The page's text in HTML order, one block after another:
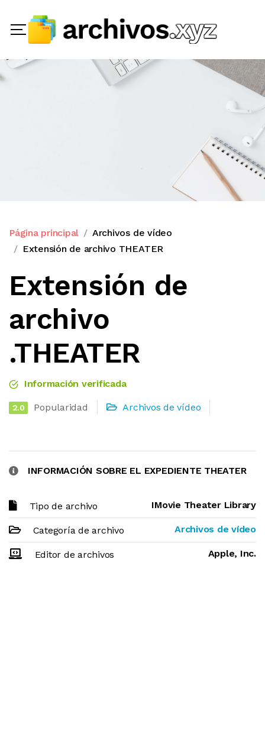
Página principal
Archivos de vídeo
Extensión de archivo THEATER
Extensión de
archivo
.THEATER
Información verificada
2.0 Popularidad Archivos de vídeo
INFORMACIÓN SOBRE EL EXPEDIENTE THEATER
Tipo de archivo IMovie Theater Library
Categoría de archivo Archivos de vídeo
Editor de archivos Apple, Inc.